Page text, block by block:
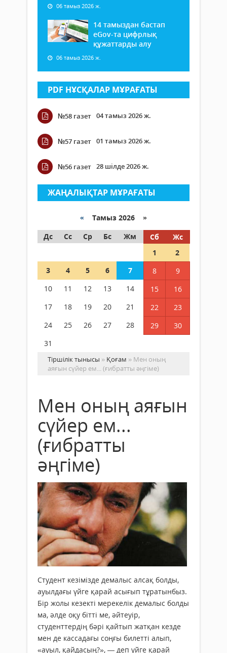
06 тамыз 2026 ж.
14 тамыздан бастап
еGov-та цифрлық
құжаттарды алу
06 тамыз 2026 ж.
PDF НҰСҚАЛАР МҰРАҒАТЫ
№58 газет 04 тамыз 2026 ж.
№57 газет 01 тамыз 2026 ж.
№56 газет 28 шілде 2026 ж.
ЖАҢАЛЫҚТАР МҰРАҒАТЫ
« Тамыз 2026 »
Дс
Сс Ср Бс Жм Сб
Жс
1
2
3
4 5 6 7 8
9
10
11 12 13 14 15
16
17
18 19 20 21 22
23
24
25 26 27 28 29
30
31
Тіршілік тынысы » Қоғам » Мен оның
аяғын сүйер ем... (ғибратты әңгіме)
Мен оның аяғын
сүйер ем...
(ғибратты
әңгіме)
Студент кезімізде демалыс алсақ болды,
ауылдағы үйге қарай асығып тұратынбыз.
Бір жолы кезекті мерекелік демалыс болды
ма, әлде оқу бітті ме, әйтеуір,
студенттердің бәрі қайтып жатқан кезде
мен де кассадағы соңғы билетті алып,
«ауыл, қайдасың?», — деп үйге қарай